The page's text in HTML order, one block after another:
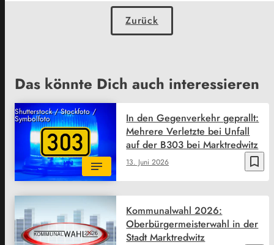
Zurück
Das könnte Dich auch interessieren
Shutterstock / Stockfoto /
Symbolfoto
bookmark_border
13. Juni 2026
In den Gegenverkehr geprallt:
Mehrere Verletzte bei Unfall
auf der B303 bei Marktredwitz
Kommunalwahl 2026:
Oberbürgermeisterwahl in der
Stadt Marktredwitz